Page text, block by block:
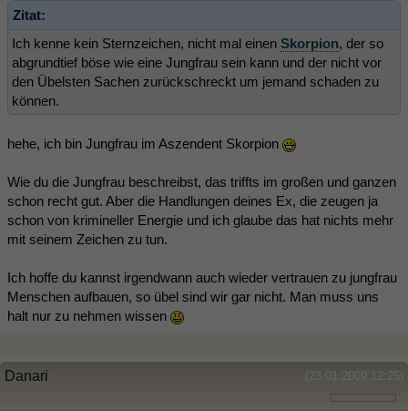
Zitat:
Ich kenne kein Sternzeichen, nicht mal einen Skorpion, der so
abgrundtief böse wie eine Jungfrau sein kann und der nicht vor
den Übelsten Sachen zurückschreckt um jemand schaden zu
können.
hehe, ich bin Jungfrau im Aszendent Skorpion
Wie du die Jungfrau beschreibst, das triffts im großen und ganzen
schon recht gut. Aber die Handlungen deines Ex, die zeugen ja
schon von krimineller Energie und ich glaube das hat nichts mehr
mit seinem Zeichen zu tun.
Ich hoffe du kannst irgendwann auch wieder vertrauen zu jungfrau
Menschen aufbauen, so übel sind wir gar nicht. Man muss uns
halt nur zu nehmen wissen
(23.01.2009 12:25)
Danari